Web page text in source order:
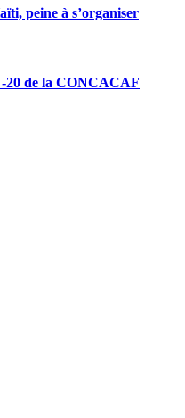
peine à s’organiser
20 de la CONCACAF